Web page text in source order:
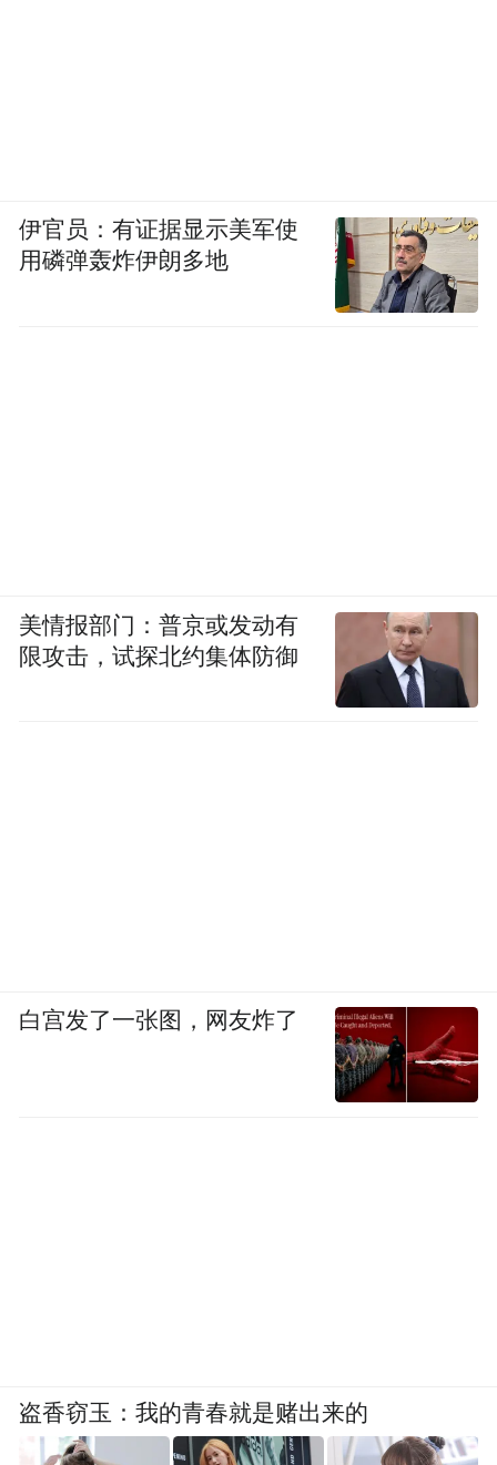
伊官员：有证据显示美军使
用磷弹轰炸伊朗多地
美情报部门：普京或发动有
限攻击，试探北约集体防御
白宫发了一张图，网友炸了
盗香窃玉：我的青春就是赌出来的